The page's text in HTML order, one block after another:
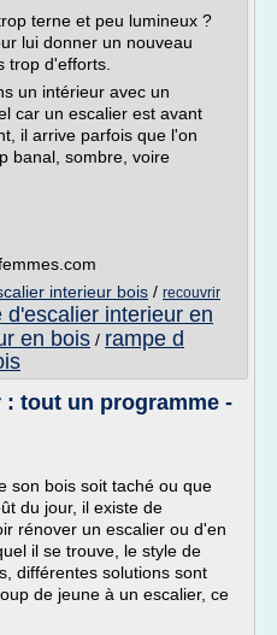
terne et peu lumineux ?
lui donner un nouveau
trop d'efforts.
un intérieur avec un
car un escalier est avant
il arrive parfois que l'on
banal, sombre, voire
interieur bois / recouvrir
d'escalier interieur en
en bois / rampe d
tout un programme -
son bois soit taché ou que
du jour, il existe de
rénover un escalier ou d'en
il se trouve, le style de
différentes solutions sont
de jeune à un escalier, ce